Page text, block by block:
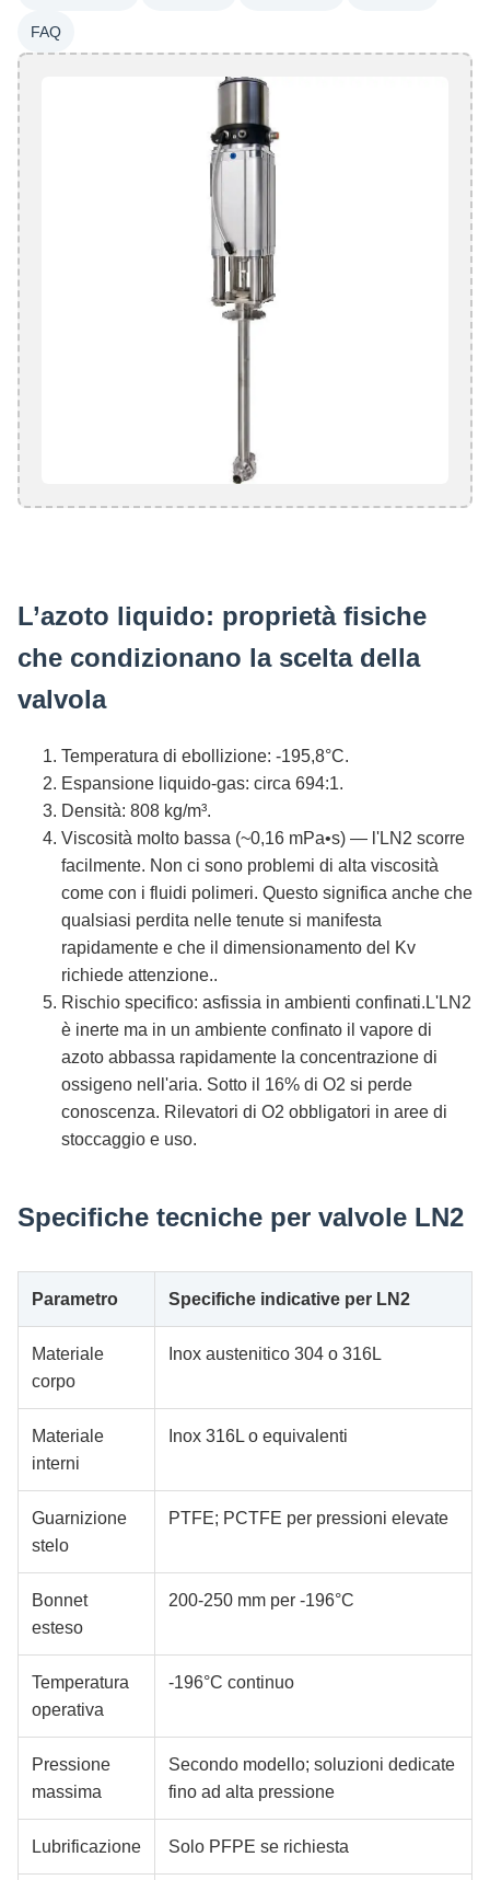
FAQ
L’azoto liquido: proprietà fisiche
che condizionano la scelta della
valvola
Temperatura di ebollizione: -195,8°C.
Espansione liquido-gas: circa 694:1.
Densità: 808 kg/m³.
Viscosità molto bassa (~0,16 mPa•s) — l'LN2 scorre
facilmente. Non ci sono problemi di alta viscosità
come con i fluidi polimeri. Questo significa anche che
qualsiasi perdita nelle tenute si manifesta
rapidamente e che il dimensionamento del Kv
richiede attenzione..
Rischio specifico: asfissia in ambienti confinati.L'LN2
è inerte ma in un ambiente confinato il vapore di
azoto abbassa rapidamente la concentrazione di
ossigeno nell'aria. Sotto il 16% di O2 si perde
conoscenza. Rilevatori di O2 obbligatori in aree di
stoccaggio e uso.
Specifiche tecniche per valvole LN2
Parametro Specifiche indicative per LN2
Materiale
corpo
Inox austenitico 304 o 316L
Materiale
interni
Inox 316L o equivalenti
Guarnizione
stelo
PTFE; PCTFE per pressioni elevate
Bonnet
esteso
200-250 mm per -196°C
Temperatura
operativa
-196°C continuo
Pressione
massima
Secondo modello; soluzioni dedicate
fino ad alta pressione
Lubrificazione Solo PFPE se richiesta